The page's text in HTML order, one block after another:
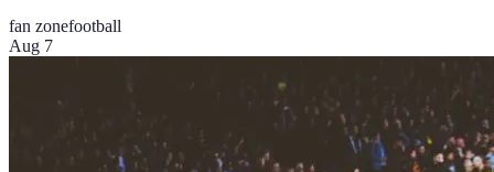
fan zonefootball
Aug 7